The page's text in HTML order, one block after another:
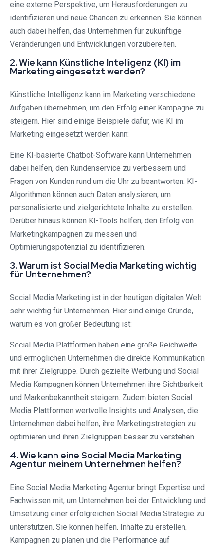
eine externe Perspektive, um Herausforderungen zu
identifizieren und neue Chancen zu erkennen. Sie können
auch dabei helfen, das Unternehmen für zukünftige
Veränderungen und Entwicklungen vorzubereiten.
2. Wie kann Künstliche Intelligenz (KI) im
Marketing eingesetzt werden?
Künstliche Intelligenz kann im Marketing verschiedene
Aufgaben übernehmen, um den Erfolg einer Kampagne zu
steigern. Hier sind einige Beispiele dafür, wie KI im
Marketing eingesetzt werden kann:
Eine KI-basierte Chatbot-Software kann Unternehmen
dabei helfen, den Kundenservice zu verbessern und
Fragen von Kunden rund um die Uhr zu beantworten. KI-
Algorithmen können auch Daten analysieren, um
personalisierte und zielgerichtete Inhalte zu erstellen.
Darüber hinaus können KI-Tools helfen, den Erfolg von
Marketingkampagnen zu messen und
Optimierungspotenzial zu identifizieren.
3. Warum ist Social Media Marketing wichtig
für Unternehmen?
Social Media Marketing ist in der heutigen digitalen Welt
sehr wichtig für Unternehmen. Hier sind einige Gründe,
warum es von großer Bedeutung ist:
Social Media Plattformen haben eine große Reichweite
und ermöglichen Unternehmen die direkte Kommunikation
mit ihrer Zielgruppe. Durch gezielte Werbung und Social
Media Kampagnen können Unternehmen ihre Sichtbarkeit
und Markenbekanntheit steigern. Zudem bieten Social
Media Plattformen wertvolle Insights und Analysen, die
Unternehmen dabei helfen, ihre Marketingstrategien zu
optimieren und ihren Zielgruppen besser zu verstehen.
4. Wie kann eine Social Media Marketing
Agentur meinem Unternehmen helfen?
Eine Social Media Marketing Agentur bringt Expertise und
Fachwissen mit, um Unternehmen bei der Entwicklung und
Umsetzung einer erfolgreichen Social Media Strategie zu
unterstützen. Sie können helfen, Inhalte zu erstellen,
Kampagnen zu planen und die Performance auf